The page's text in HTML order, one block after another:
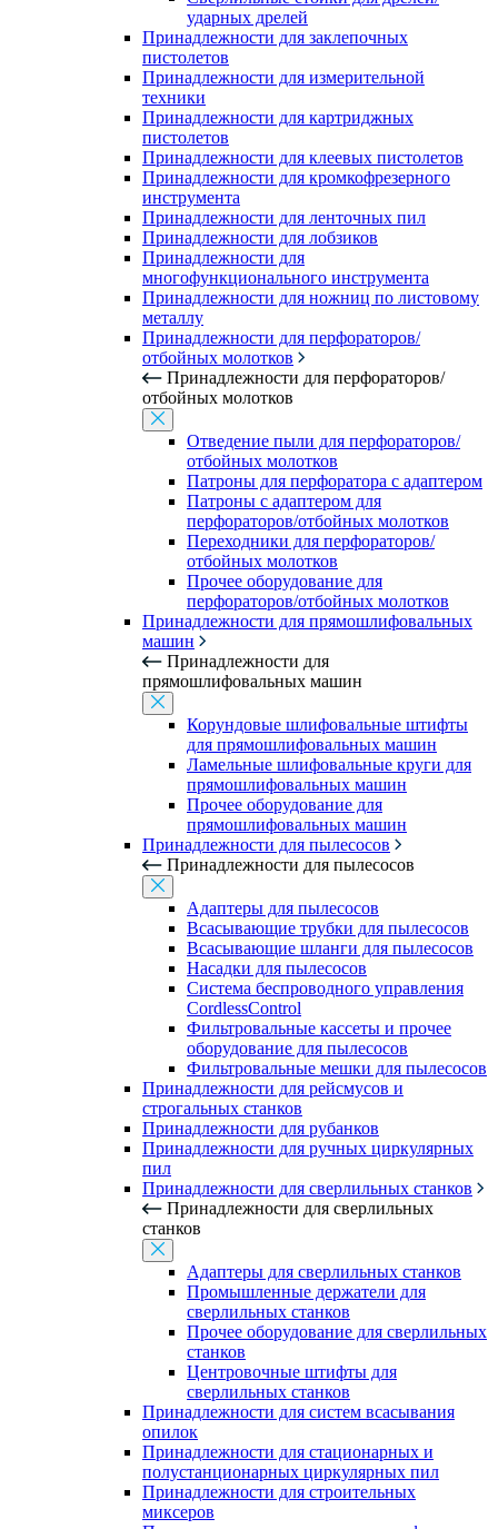
ударных дрелей
Принадлежности для заклепочных
пистолетов
Принадлежности для измерительной
техники
Принадлежности для картриджных
пистолетов
Принадлежности для клеевых пистолетов
Принадлежности для кромкофрезерного
инструмента
Принадлежности для ленточных пил
Принадлежности для лобзиков
Принадлежности для
многофункционального инструмента
Принадлежности для ножниц по листовому
металлу
Принадлежности для перфораторов/
отбойных молотков
Принадлежности для перфораторов/
отбойных молотков
Отведение пыли для перфораторов/
отбойных молотков
Патроны для перфоратора с адаптером
Патроны с адаптером для
перфораторов/отбойных молотков
Переходники для перфораторов/
отбойных молотков
Прочее оборудование для
перфораторов/отбойных молотков
Принадлежности для прямошлифовальных
машин
Принадлежности для
прямошлифовальных машин
Корундовые шлифовальные штифты
для прямошлифовальных машин
Ламельные шлифовальные круги для
прямошлифовальных машин
Прочее оборудование для
прямошлифовальных машин
Принадлежности для пылесосов
Принадлежности для пылесосов
Адаптеры для пылесосов
Всасывающие трубки для пылесосов
Всасывающие шланги для пылесосов
Насадки для пылесосов
Система беспроводного управления
CordlessControl
Фильтровальные кассеты и прочее
оборудование для пылесосов
Фильтровальные мешки для пылесосов
Принадлежности для рейсмусов и
строгальных станков
Принадлежности для рубанков
Принадлежности для ручных циркулярных
пил
Принадлежности для сверлильных станков
Принадлежности для сверлильных
станков
Адаптеры для сверлильных станков
Промышленные держатели для
сверлильных станков
Прочее оборудование для сверлильных
станков
Центровочные штифты для
сверлильных станков
Принадлежности для систем всасывания
опилок
Принадлежности для стационарных и
полустанционарных циркулярных пил
Принадлежности для строительных
миксеров